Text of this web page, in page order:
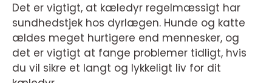
Det er vigtigt, at kæledyr regelmæssigt har
sundhedstjek hos dyrlægen. Hunde og katte
ældes meget hurtigere end mennesker, og
det er vigtigt at fange problemer tidligt, hvis
du vil sikre et langt og lykkeligt liv for dit